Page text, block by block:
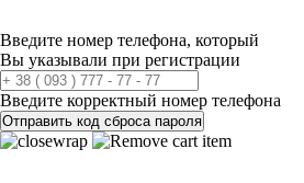
Введите номер телефона, который
Вы указывали при регистрации
Введите корректный номер телефона
Отправить код сброса пароля